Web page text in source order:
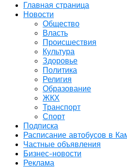
Главная страница
Новости
Общество
Власть
Происшествия
Культура
Здоровье
Политика
Религия
Образование
ЖКХ
Транспорт
Спорт
Подписка
Расписание автобусов в
Частные объявления
Бизнес-новости
Реклама